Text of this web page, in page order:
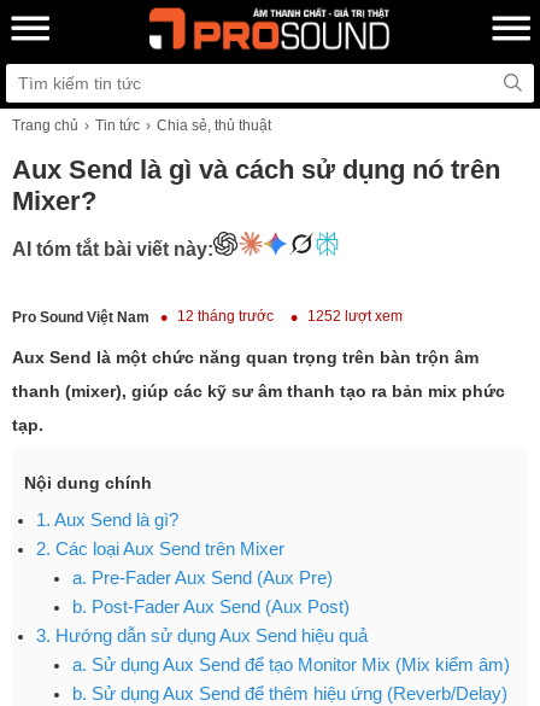
Trang chủ Tin tức Chia sẻ, thủ thuật
Aux Send là gì và cách sử dụng nó trên
Mixer?
AI tóm tắt bài viết này:
Pro Sound Việt Nam 12 tháng trước 1252 lượt xem
Aux Send là một chức năng quan trọng trên bàn trộn âm
thanh (mixer), giúp các kỹ sư âm thanh tạo ra bản mix phức
tạp.
Nội dung chính
1. Aux Send là gì?
2. Các loại Aux Send trên Mixer
a. Pre-Fader Aux Send (Aux Pre)
b. Post-Fader Aux Send (Aux Post)
3. Hướng dẫn sử dụng Aux Send hiệu quả
a. Sử dụng Aux Send để tạo Monitor Mix (Mix kiểm âm)
b. Sử dụng Aux Send để thêm hiệu ứng (Reverb/Delay)